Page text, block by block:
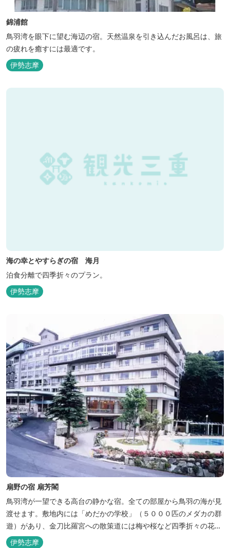
錦浦館
鳥羽湾を眼下に望む海辺の宿。天然温泉を引き込んだお風呂は、旅
の疲れを癒すには最適です。
伊勢志摩
海の幸とやすらぎの宿 海月
泊食分離で四季折々のプラン。
伊勢志摩
扇野の宿 扇芳閣
鳥羽湾が一望できる高台の静かな宿。全ての部屋から鳥羽の海が見
渡せます。敷地内には「めだかの学校」（５０００匹のメダカの群
遊）があり、金刀比羅宮への散策道には梅や桜など四季折々の花が
咲き誇り、ここ扇野ならではの懐かしい風景と感動に出会うことが
伊勢志摩